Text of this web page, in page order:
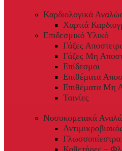
Καρδιολογικά
Χαρτιά
Επιδεσμικό Υλικό
Γάζες
Γάζες Μη
Επίδεσμοι
Επιθέματα
Επιθέματα Μη
Ταινίες
Νοσοκομειακά
Γλωσσοπίεστρα